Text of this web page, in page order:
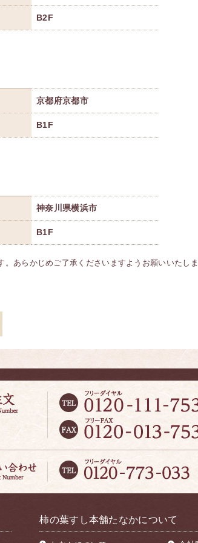
B2F
京都府京都市
B1F
神奈川県横浜市
B1F
あらかじめご了承くださいますようお願いいたしま
柿の葉すし本舗たなかについて